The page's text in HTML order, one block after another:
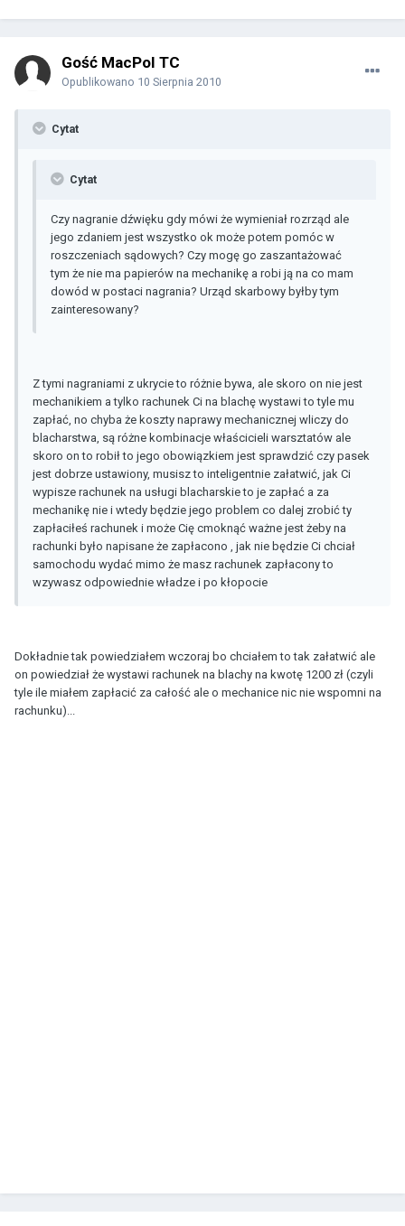
Gość MacPol TC
Opublikowano 10 Sierpnia 2010
Cytat
Cytat
Czy nagranie dźwięku gdy mówi że wymieniał rozrząd ale
jego zdaniem jest wszystko ok może potem pomóc w
roszczeniach sądowych? Czy mogę go zaszantażować
tym że nie ma papierów na mechanikę a robi ją na co mam
dowód w postaci nagrania? Urząd skarbowy byłby tym
zainteresowany?
Z tymi nagraniami z ukrycie to różnie bywa, ale skoro on nie jest
mechanikiem a tylko rachunek Ci na blachę wystawi to tyle mu
zapłać, no chyba że koszty naprawy mechanicznej wliczy do
blacharstwa, są różne kombinacje właścicieli warsztatów ale
skoro on to robił to jego obowiązkiem jest sprawdzić czy pasek
jest dobrze ustawiony, musisz to inteligentnie załatwić, jak Ci
wypisze rachunek na usługi blacharskie to je zapłać a za
mechanikę nie i wtedy będzie jego problem co dalej zrobić ty
zapłaciłeś rachunek i może Cię cmoknąć ważne jest żeby na
rachunki było napisane że zapłacono , jak nie będzie Ci chciał
samochodu wydać mimo że masz rachunek zapłacony to
wzywasz odpowiednie władze i po kłopocie
Dokładnie tak powiedziałem wczoraj bo chciałem to tak załatwić ale
on powiedział że wystawi rachunek na blachy na kwotę 1200 zł (czyli
tyle ile miałem zapłacić za całość ale o mechanice nic nie wspomni na
rachunku)...